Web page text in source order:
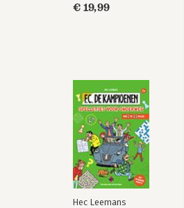
€ 19,99
Hec Leemans